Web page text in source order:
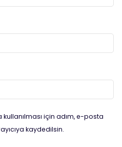
için adım, e-posta
kaydedilsin.